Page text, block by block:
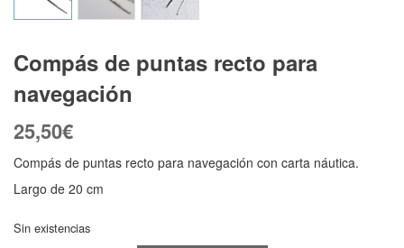
Compás de puntas recto para
navegación
25,50€
Compás de puntas recto para navegación con carta náutica.
Largo de 20 cm
Sin existencias